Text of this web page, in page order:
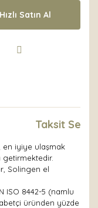
Hızlı Satın Al
Taksit
en iyiye ulaşmak
Solingen el
ISO 8442-5 (namlu
üründen yüzde